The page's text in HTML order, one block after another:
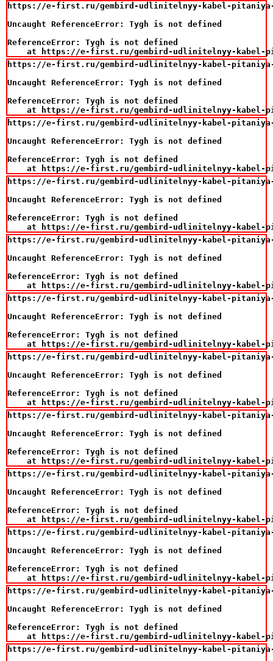
https://e-first.ru/gembird-udlinitelnyy-kabel-pitaniya-
Uncaught ReferenceError: Tygh is not defined
ReferenceError: Tygh is not defined
at https://e-first.ru/gembird-udlinitelnyy-kabel-
https://e-first.ru/gembird-udlinitelnyy-kabel-pitaniya-
Uncaught ReferenceError: Tygh is not defined
ReferenceError: Tygh is not defined
at https://e-first.ru/gembird-udlinitelnyy-kabel-
https://e-first.ru/gembird-udlinitelnyy-kabel-pitaniya-
Uncaught ReferenceError: Tygh is not defined
ReferenceError: Tygh is not defined
at https://e-first.ru/gembird-udlinitelnyy-kabel-
https://e-first.ru/gembird-udlinitelnyy-kabel-pitaniya-
Uncaught ReferenceError: Tygh is not defined
ReferenceError: Tygh is not defined
at https://e-first.ru/gembird-udlinitelnyy-kabel-
https://e-first.ru/gembird-udlinitelnyy-kabel-pitaniya-
Uncaught ReferenceError: Tygh is not defined
ReferenceError: Tygh is not defined
at https://e-first.ru/gembird-udlinitelnyy-kabel-
https://e-first.ru/gembird-udlinitelnyy-kabel-pitaniya-
Uncaught ReferenceError: Tygh is not defined
ReferenceError: Tygh is not defined
at https://e-first.ru/gembird-udlinitelnyy-kabel-
https://e-first.ru/gembird-udlinitelnyy-kabel-pitaniya-
Uncaught ReferenceError: Tygh is not defined
ReferenceError: Tygh is not defined
at https://e-first.ru/gembird-udlinitelnyy-kabel-
https://e-first.ru/gembird-udlinitelnyy-kabel-pitaniya-
Uncaught ReferenceError: Tygh is not defined
ReferenceError: Tygh is not defined
at https://e-first.ru/gembird-udlinitelnyy-kabel-
https://e-first.ru/gembird-udlinitelnyy-kabel-pitaniya-
Uncaught ReferenceError: Tygh is not defined
ReferenceError: Tygh is not defined
at https://e-first.ru/gembird-udlinitelnyy-kabel-
https://e-first.ru/gembird-udlinitelnyy-kabel-pitaniya-
Uncaught ReferenceError: Tygh is not defined
ReferenceError: Tygh is not defined
at https://e-first.ru/gembird-udlinitelnyy-kabel-
https://e-first.ru/gembird-udlinitelnyy-kabel-pitaniya-
Uncaught ReferenceError: Tygh is not defined
ReferenceError: Tygh is not defined
at https://e-first.ru/gembird-udlinitelnyy-kabel-
https://e-first.ru/gembird-udlinitelnyy-kabel-pitaniya-